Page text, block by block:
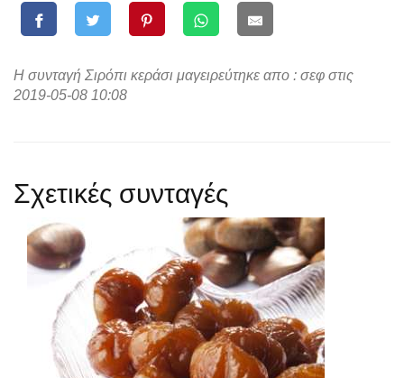
Η συνταγή Σιρόπι κεράσι μαγειρεύτηκε απο : σεφ στις
2019-05-08 10:08
Σχετικές συνταγές